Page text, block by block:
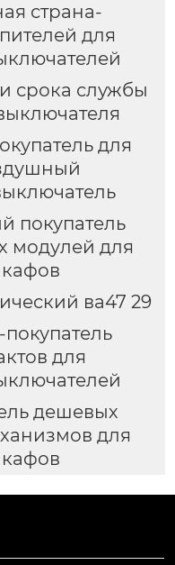
страна-
для
срока службы
для
покупатель
модулей для
ва47 29
для
дешевых
для